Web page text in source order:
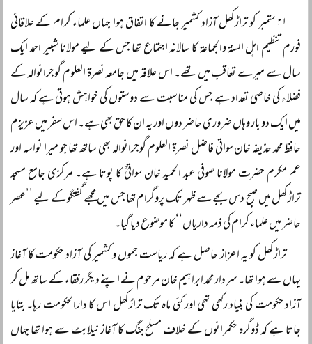
۲۱ ستمبر کو تراڑکھل آزاد کشمیر جانے کا اتفاق ہوا جہاں علماء کرام کے علاقائی
فورم تنظیم اہل السنۃ والجماعۃ کا سالانہ اجتماع تھا جس کے لیے مولانا شبیر احمد ایک
سال سے میرے تعاقب میں تھے۔ اس علاقہ میں جامعہ نصرۃ العلوم گوجرانوالہ کے
فضلاء کی خاصی تعداد ہے جس کی مناسبت سے دوستوں کی خواہش ہوتی ہے کہ سال
میں ایک دو بار وہاں ضروری حاضر دوں اور یہ ان کا حق بھی ہے۔ اس سفر میں عزیزم
حافظ محمد حذیفہ خان سواتی فاضل نصرۃ العلوم گوجرانوالہ بھی ساتھ تھا جو میرا نواسہ اور
عم مکرم حضرت مولانا صوفی عبد الحمید خان سواتیؒ کا پوتا ہے۔ مرکزی جامع مسجد
تراڑکھل میں صبح دس بجے سے ظہر تک پروگرام تھا جس میں مجھے گفتگو کے لیے ’’عصر
حاضر میں علماء کرام کی ذمہ داریاں‘‘ کا موضوع دیا گیا۔
تراڑکھل کو یہ اعزاز حاصل ہے کہ ریاست جموں و کشمیر کی آزاد حکومت کا آغاز
یہاں سے ہوا تھا۔ سردار محمد ابراہیم خان مرحوم نے اپنے دیگر رفقاء کے ساتھ مل کر
آزاد حکومت کی بنیاد رکھی تھی اور کئی ماہ تک تراڑکھل اس کا دارالحکومت رہا۔ بتایا
جاتا ہے کہ ڈوگرہ حکمرانوں کے خلاف مسلح جنگ کا آغاز نیلابٹ سے ہوا تھا جہاں